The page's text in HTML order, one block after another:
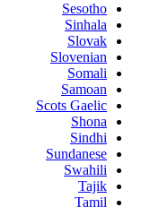
Sesotho
Sinhala
Slovak
Slovenian
Somali
Samoan
Scots Gaelic
Shona
Sindhi
Sundanese
Swahili
Tajik
Tamil